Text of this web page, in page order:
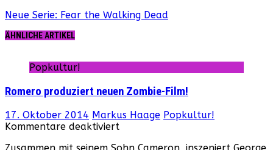
Neue Serie: Fear the Walking Dead
ÄHNLICHE ARTIKEL
Popkultur!
Romero produziert neuen Zombie-Film!
17. Oktober 2014 Markus Haage Popkultur!
Kommentare deaktiviertfür